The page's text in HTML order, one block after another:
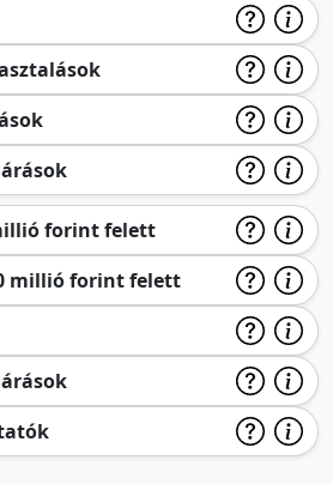
forint felett
millió forint felett